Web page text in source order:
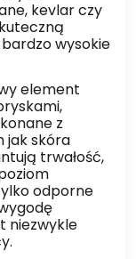
kevlar czy
wysokie
element
z
jak skóra
trwałość,
odporne
niezwykle